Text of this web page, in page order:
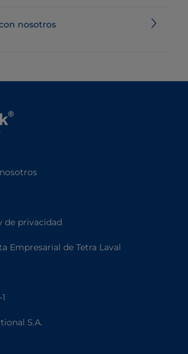
nosotros
de privacidad
Empresarial de Tetra Laval
S.A.